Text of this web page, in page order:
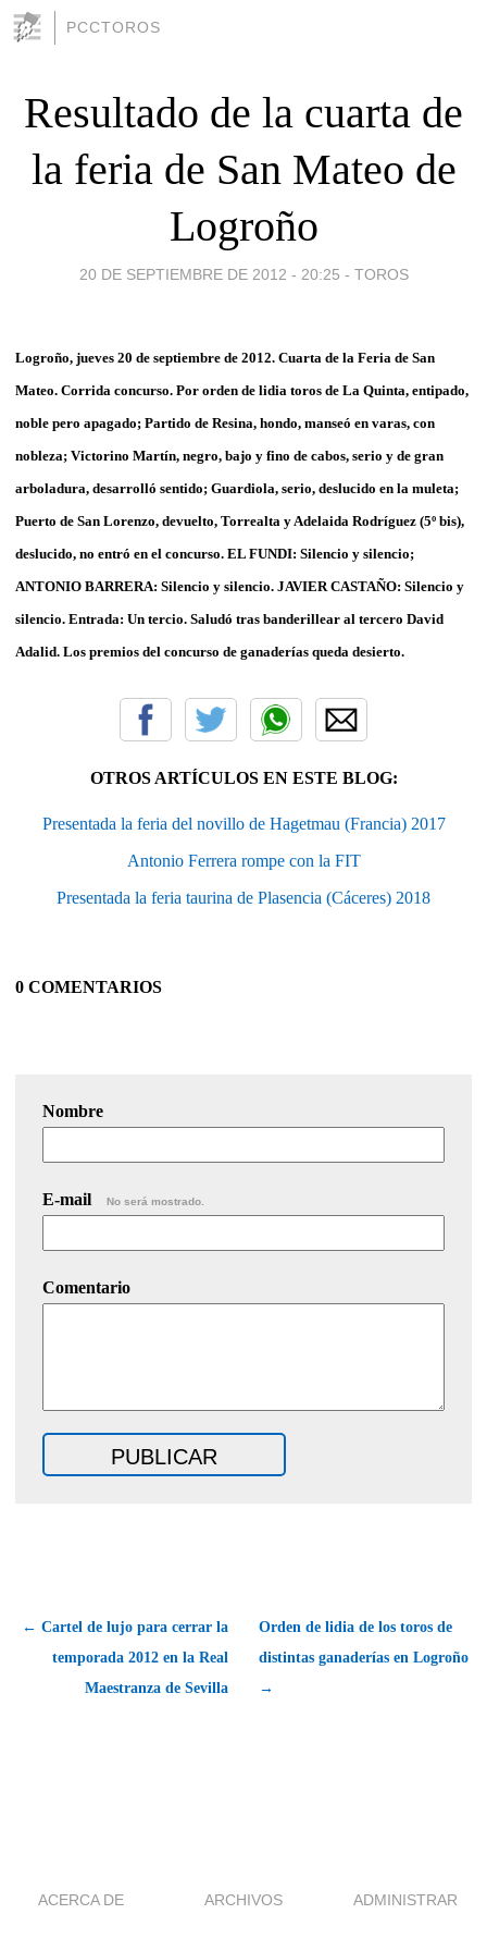
PCCTOROS
Resultado de la cuarta de
la feria de San Mateo de
Logroño
20 DE SEPTIEMBRE DE 2012 - 20:25 - TOROS
Logroño, jueves 20 de septiembre de 2012. Cuarta de la Feria de San
Mateo. Corrida concurso. Por orden de lidia toros de La Quinta, entipado,
noble pero apagado; Partido de Resina, hondo, manseó en varas, con
nobleza; Victorino Martín, negro, bajo y fino de cabos, serio y de gran
arboladura, desarrolló sentido; Guardiola, serio, deslucido en la muleta;
Puerto de San Lorenzo, devuelto, Torrealta y Adelaida Rodríguez (5º bis),
deslucido, no entró en el concurso. EL FUNDI: Silencio y silencio;
ANTONIO BARRERA: Silencio y silencio. JAVIER CASTAÑO: Silencio y
silencio. Entrada: Un tercio. Saludó tras banderillear al tercero David
Adalid. Los premios del concurso de ganaderías queda desierto.
OTROS ARTÍCULOS EN ESTE BLOG:
Presentada la feria del novillo de Hagetmau (Francia) 2017
Antonio Ferrera rompe con la FIT
Presentada la feria taurina de Plasencia (Cáceres) 2018
0 COMENTARIOS
Nombre
E-mail No será mostrado.
Comentario
← Cartel de lujo para cerrar la
temporada 2012 en la Real
Maestranza de Sevilla
Orden de lidia de los toros de
distintas ganaderías en Logroño
→
ACERCA DE ARCHIVOS ADMINISTRAR